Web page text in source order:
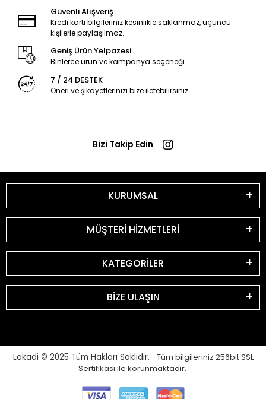
Güvenli Alışveriş
Kredi kartı bilgileriniz kesinlikle saklanmaz, üçüncü
kişilerle paylaşılmaz.
Geniş Ürün Yelpazesi
Binlerce ürün ve kampanya seçeneği
7 / 24 DESTEK
Öneri ve şikayetlerinizi bize iletebilirsiniz.
Bizi Takip Edin
KURUMSAL
MÜŞTERİ HİZMETLERİ
KATEGORİLER
BİZE ULAŞIN
Lokadi © 2025 Tüm Hakları Saklıdır. Tüm bilgileriniz 256bit SSL
Sertifikası ile korunmaktadır.